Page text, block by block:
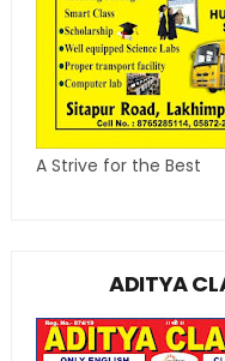
A Strive for the Best
ADITYA